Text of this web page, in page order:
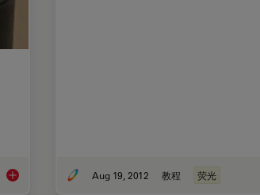
视频教程： 如何调节荧光光源的灯泡位置
Aug 19, 2012 教程 荧光